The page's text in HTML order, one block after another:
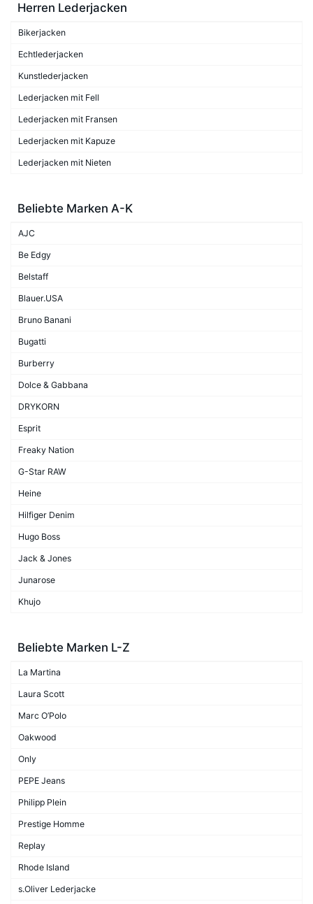
Herren Lederjacken
Bikerjacken
Echtlederjacken
Kunstlederjacken
Lederjacken mit Fell
Lederjacken mit Fransen
Lederjacken mit Kapuze
Lederjacken mit Nieten
Beliebte Marken A-K
AJC
Be Edgy
Belstaff
Blauer.USA
Bruno Banani
Bugatti
Burberry
Dolce & Gabbana
DRYKORN
Esprit
Freaky Nation
G-Star RAW
Heine
Hilfiger Denim
Hugo Boss
Jack & Jones
Junarose
Khujo
Beliebte Marken L-Z
La Martina
Laura Scott
Marc O’Polo
Oakwood
Only
PEPE Jeans
Philipp Plein
Prestige Homme
Replay
Rhode Island
s.Oliver Lederjacke